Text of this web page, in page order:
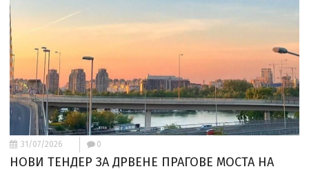
31/07/2026 0
НОВИ ТЕНДЕР ЗА ДРВЕНЕ ПРАГОВЕ МОСТА НА